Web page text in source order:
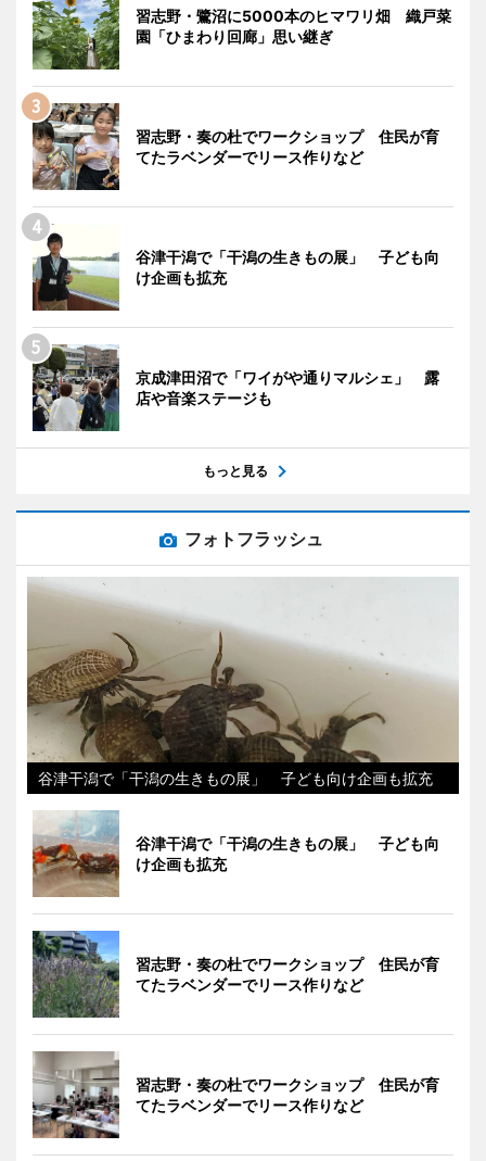
習志野・鷺沼に5000本のヒマワリ畑 織戸菜
園「ひまわり回廊」思い継ぎ
習志野・奏の杜でワークショップ 住民が育
てたラベンダーでリース作りなど
谷津干潟で「干潟の生きもの展」 子ども向
け企画も拡充
京成津田沼で「ワイがや通りマルシェ」 露
店や音楽ステージも
もっと見る
フォトフラッシュ
谷津干潟で「干潟の生きもの展」 子ども向け企画も拡充
谷津干潟で「干潟の生きもの展」 子ども向
け企画も拡充
習志野・奏の杜でワークショップ 住民が育
てたラベンダーでリース作りなど
習志野・奏の杜でワークショップ 住民が育
てたラベンダーでリース作りなど